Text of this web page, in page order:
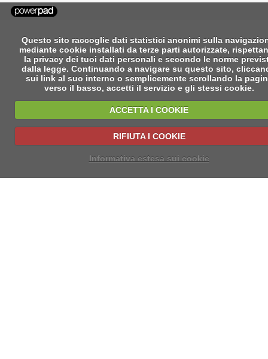
Questo sito raccoglie dati statistici anonimi sulla
mediante cookie installati da terze parti autorizzate,
la privacy dei tuoi dati personali e secondo le norme
dalla legge. Continuando a navigare su questo sito,
sui link al suo interno o semplicemente scrollando la
verso il basso, accetti il servizio e gli stessi cookie.
ACCETTA I COOKIE
RIFIUTA I COOKIE
Informativa estesa sui cookie